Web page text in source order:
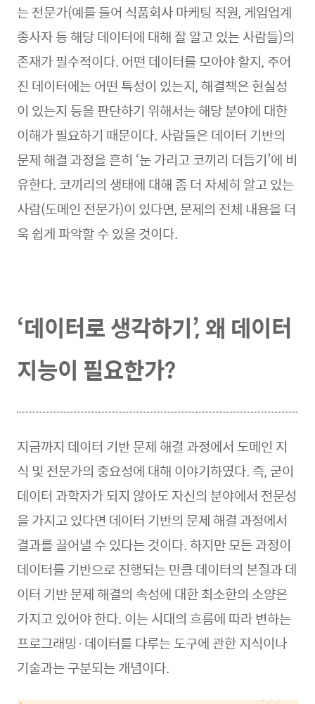
는 전문가(예를 들어 식품회사 마케팅 직원, 게임업계
종사자 등 해당 데이터에 대해 잘 알고 있는 사람들)의
존재가 필수적이다. 어떤 데이터를 모아야 할지, 주어
진 데이터에는 어떤 특성이 있는지, 해결책은 현실성
이 있는지 등을 판단하기 위해서는 해당 분야에 대한
이해가 필요하기 때문이다. 사람들은 데이터 기반의
문제 해결 과정을 흔히 ‘눈 가리고 코끼리 더듬기’에 비
유한다. 코끼리의 생태에 대해 좀 더 자세히 알고 있는
사람(도메인 전문가)이 있다면, 문제의 전체 내용을 더
욱 쉽게 파악할 수 있을 것이다.
‘데이터로 생각하기’, 왜 데이터
지능이 필요한가?
지금까지 데이터 기반 문제 해결 과정에서 도메인 지
식 및 전문가의 중요성에 대해 이야기하였다. 즉, 굳이
데이터 과학자가 되지 않아도 자신의 분야에서 전문성
을 가지고 있다면 데이터 기반의 문제 해결 과정에서
결과를 끌어낼 수 있다는 것이다. 하지만 모든 과정이
데이터를 기반으로 진행되는 만큼 데이터의 본질과 데
이터 기반 문제 해결의 속성에 대한 최소한의 소양은
가지고 있어야 한다. 이는 시대의 흐름에 따라 변하는
프로그래밍·데이터를 다루는 도구에 관한 지식이나
기술과는 구분되는 개념이다.